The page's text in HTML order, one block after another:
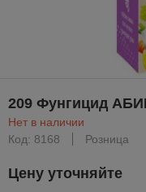
209 Фунгицид
Нет в наличии
Код: 8168
Розница
Цену уточняйте